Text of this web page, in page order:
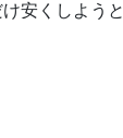
安くしようと